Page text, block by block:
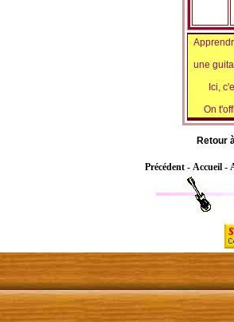
une
Ici,
On
Retour
Précédent - Accueil -